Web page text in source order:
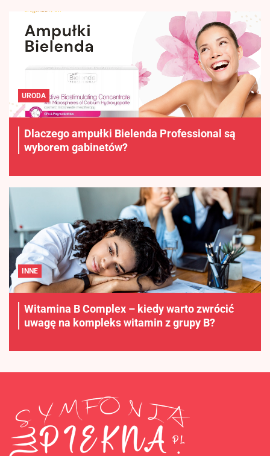
URODA
Dlaczego ampułki Bielenda Professional są
wyborem gabinetów?
INNE
Witamina B Complex – kiedy warto zwrócić
uwagę na kompleks witamin z grupy B?